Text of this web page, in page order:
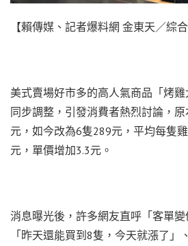
【賴傳媒、記者爆料網 金東天／綜合
美式賣場好市多的高人氣商品「烤
同步調整，引發消費者熱烈討論，
元，如今改為6隻289元，平均每隻
元，單價增加3.3元。
消息曝光後，許多網友直呼「客單變
「昨天還能買到8隻，今天就漲了」